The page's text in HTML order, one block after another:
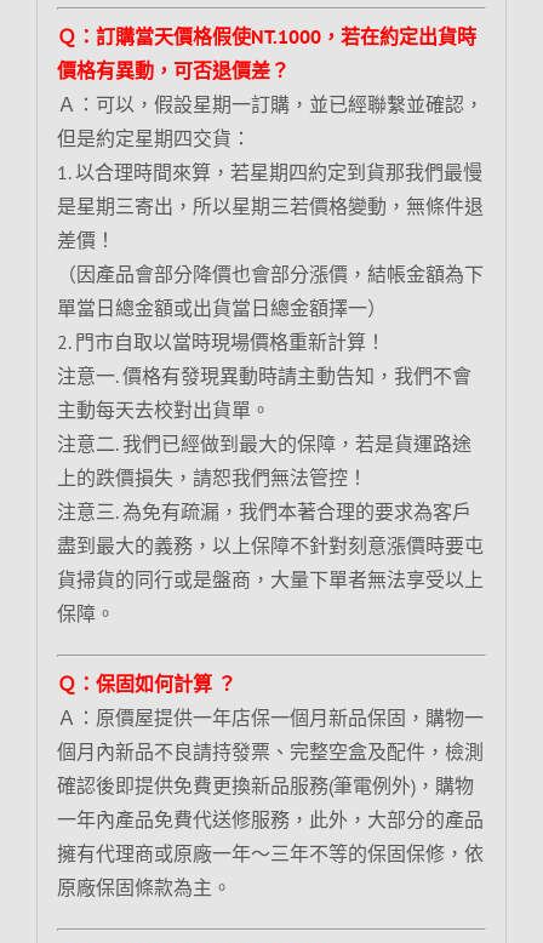
Ｑ：訂購當天價格假使NT.1000，若在約定出貨時
價格有異動，可否退價差？
Ａ：可以，假設星期一訂購，並已經聯繫並確認，
但是約定星期四交貨：
1. 以合理時間來算，若星期四約定到貨那我們最慢
是星期三寄出，所以星期三若價格變動，無條件退
差價！
（因產品會部分降價也會部分漲價，結帳金額為下
單當日總金額或出貨當日總金額擇一）
2. 門市自取以當時現場價格重新計算！
注意一. 價格有發現異動時請主動告知，我們不會
主動每天去校對出貨單。
注意二. 我們已經做到最大的保障，若是貨運路途
上的跌價損失，請恕我們無法管控！
注意三. 為免有疏漏，我們本著合理的要求為客戶
盡到最大的義務，以上保障不針對刻意漲價時要屯
貨掃貨的同行或是盤商，大量下單者無法享受以上
保障。
Ｑ：保固如何計算 ？
Ａ：原價屋提供一年店保一個月新品保固，購物一
個月內新品不良請持發票、完整空盒及配件，檢測
確認後即提供免費更換新品服務(筆電例外)，購物
一年內產品免費代送修服務，此外，大部分的產品
擁有代理商或原廠一年～三年不等的保固保修，依
原廠保固條款為主。